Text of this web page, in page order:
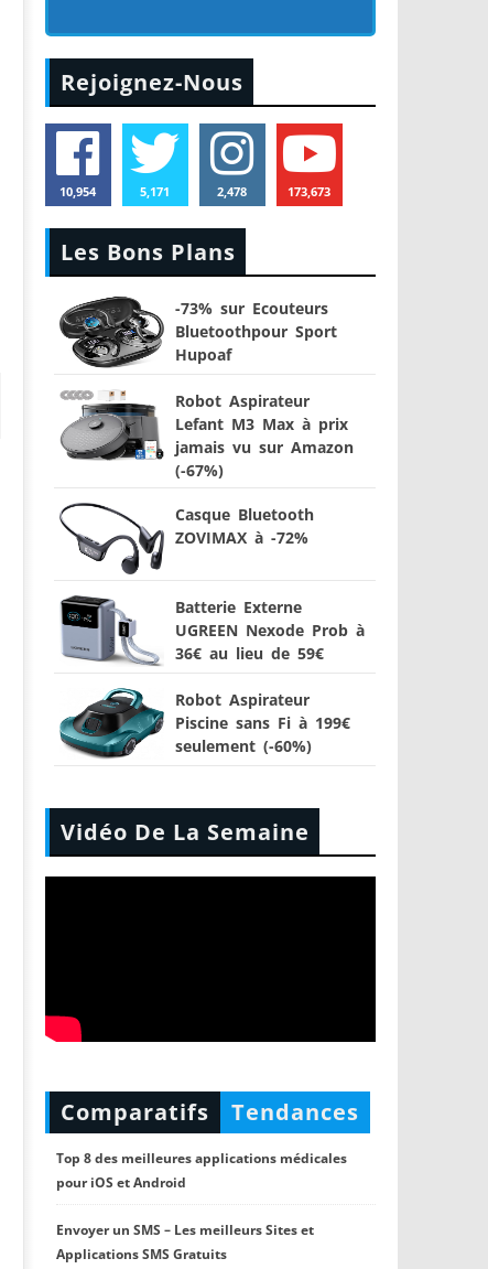
Rejoignez-Nous
10,954 5,171 2,478 173,673
Les Bons Plans
-73% sur Ecouteurs
Bluetoothpour Sport
Hupoaf
Robot Aspirateur
Lefant M3 Max à prix
jamais vu sur Amazon
(-67%)
Casque Bluetooth
ZOVIMAX à -72%
Batterie Externe
UGREEN Nexode Prob à
36€ au lieu de 59€
Robot Aspirateur
Piscine sans Fi à 199€
seulement (-60%)
Vidéo De La Semaine
Comparatifs Tendances
Top 8 des meilleures applications médicales
pour iOS et Android
Envoyer un SMS – Les meilleurs Sites et
Applications SMS Gratuits